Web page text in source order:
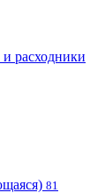
расходники
81